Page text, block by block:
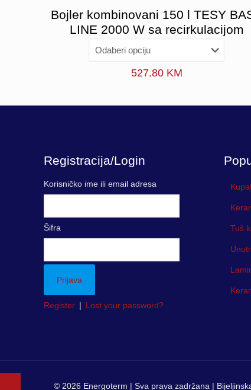
Bojler kombinovani 150 l TESY
LINE 2000 W sa recirkulacijom
527.80 KM
Registracija/Login
Korisničko ime ili email adresa
Šifra
Register | Lost your password?
Tuš
© 2026 Energoterm | Sva prava zadržana |